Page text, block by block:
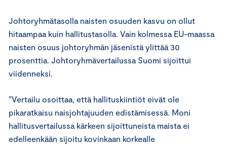
Johtoryhmätasolla naisten osuuden kasvu on ollut
hitaampaa kuin hallitustasolla. Vain kolmessa EU-maassa
naisten osuus johtoryhmän jäsenistä ylittää 30
prosenttia. Johtoryhmävertailussa Suomi sijoittui
viidenneksi.
”Vertailu osoittaa, että hallituskiintiöt eivät ole
pikaratkaisu naisjohtajuuden edistämisessä. Moni
hallitusvertailussa kärkeen sijoittuneista maista ei
edelleenkään sijoitu kovinkaan korkealle